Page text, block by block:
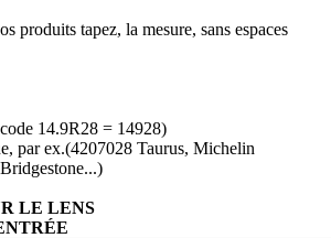
produits tapez, la mesure, sans espaces
14.9R28 = 14928)
par ex.(4207028 Taurus, Michelin
LE LENS